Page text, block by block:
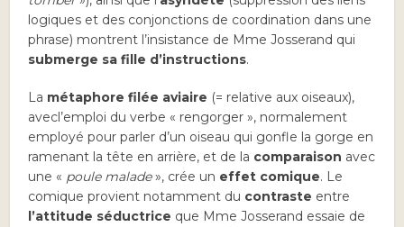
logiques et des conjonctions de coordination dans une
phrase) montrent l’insistance de Mme Josserand qui
submerge sa fille d’instructions.
La métaphore filée aviaire (= relative aux oiseaux),
avecl’emploi du verbe « rengorger », normalement
employé pour parler d’un oiseau qui gonfle la gorge en
ramenant la tête en arrière, et de la comparaison avec
une « poule malade», crée un effet comique. Le
comique provient notamment du contraste entre
l’attitude séductrice que Mme Josserand essaie de